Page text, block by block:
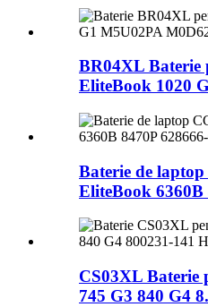
BR04XL Baterie
EliteBook 1020
Baterie de
EliteBook 6360B
CS03XL Baterie
745 G3 840 G4